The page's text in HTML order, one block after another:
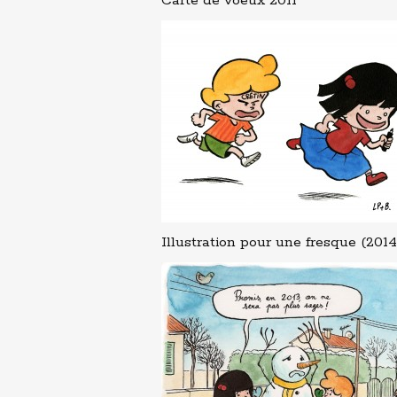
Illustration pour une fresque